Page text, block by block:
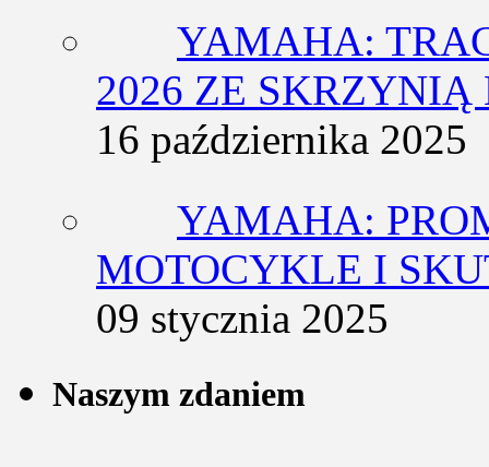
YAMAHA:
2026 ZE
16 października 2025
YAMAHA:
MOTOCYKLE I
09 stycznia 2025
Naszym zdaniem